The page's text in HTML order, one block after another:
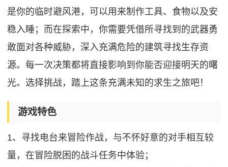
是你的临时避风港，可以用来制作工具、食物以及安
稳入睡；而在探索中，你需要凭借所寻找到的武器勇
敢面对各种威胁，深入充满危险的建筑寻找生存资
源。每一次决策都将直接影响到你能否迎接明天的曙
光。选择挑战，踏上这条充满未知的求生之旅吧！
游戏特色
1、寻找电台来冒险作战，与不怀好意的对手相互较
量，在冒险脱困的战斗任务中体验；